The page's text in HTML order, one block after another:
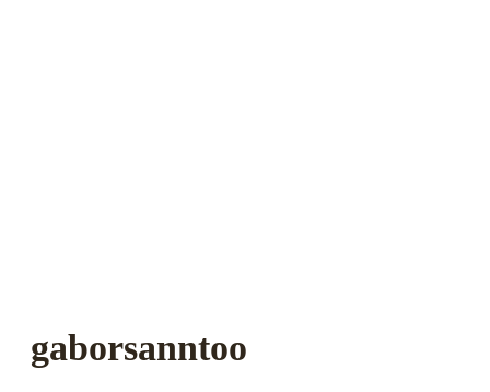
gaborsanntoo